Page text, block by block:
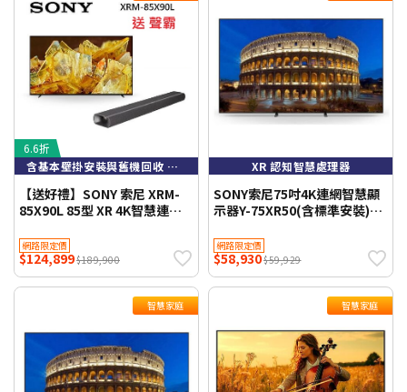
6.6折
含基本壁掛安裝與舊機回收 不需跨區費
【送好禮】SONY 索尼 XRM-
85X90L 85型 XR 4K智慧連網
網路限定價
$124,899$189,900
XR 認知智慧處理器
SONY索尼75吋4K連網智慧顯
示器Y-75XR50(含標準安裝)
網路限定價
$58,930$59,929
智慧家庭 智慧家庭